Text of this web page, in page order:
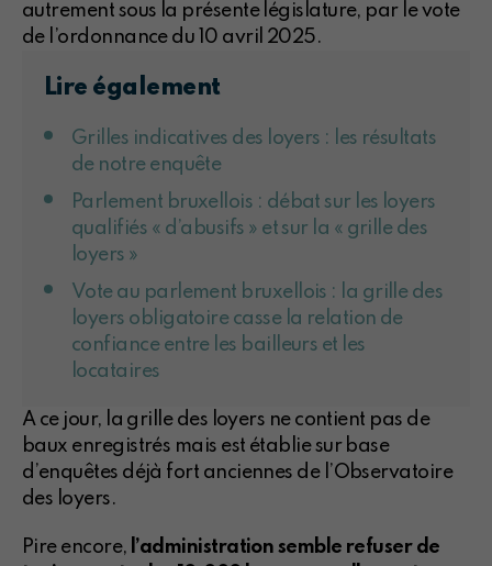
autrement sous la présente législature, par le vote
de l’ordonnance du 10 avril 2025.
Lire également
Grilles indicatives des loyers : les résultats
de notre enquête
Parlement bruxellois : débat sur les loyers
qualifiés « d’abusifs » et sur la « grille des
loyers »
Vote au parlement bruxellois : la grille des
loyers obligatoire casse la relation de
confiance entre les bailleurs et les
locataires
A ce jour, la grille des loyers ne contient pas de
baux enregistrés mais est établie sur base
d’enquêtes déjà fort anciennes de l’Observatoire
des loyers.
Pire encore, l’administration semble refuser de